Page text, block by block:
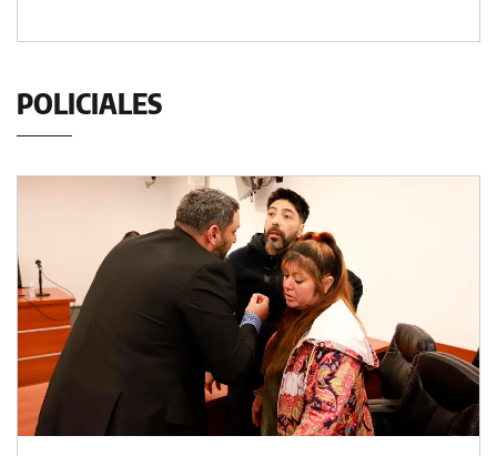
POLICIALES